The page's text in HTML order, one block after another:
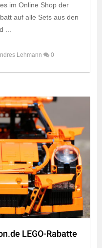
im Online Shop der
auf alle Sets aus den
...
Lehmann 0
LEGO-Rabatte